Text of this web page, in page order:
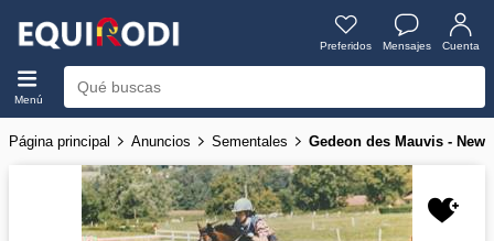
Preferidos Mensajes Cuenta
Menú
Página principal Anuncios Sementales Gedeon des Mauvis - New